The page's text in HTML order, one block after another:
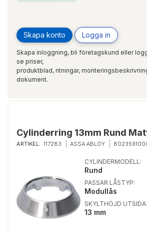
Skapa konto Logga in
Skapa inloggning, bli företagskund eller
se priser,
produktblad, ritningar,
dokument.
Cylinderring 13mm Rund
ARTIKEL: 117283 ASSA ABLOY
CYLINDERMODELL:
Rund
PASSAR LÅSTYP:
Modullås
SKYLTHÖJD UTSIDA:
13 mm